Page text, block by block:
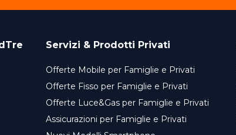
Servizi & Prodotti Privati
Offerte Mobile per Famiglie e Privati
Offerte Fisso per Famiglie e Privati
Offerte Luce&Gas per Famiglie e Privati
Assicurazioni per Famiglie e Privati